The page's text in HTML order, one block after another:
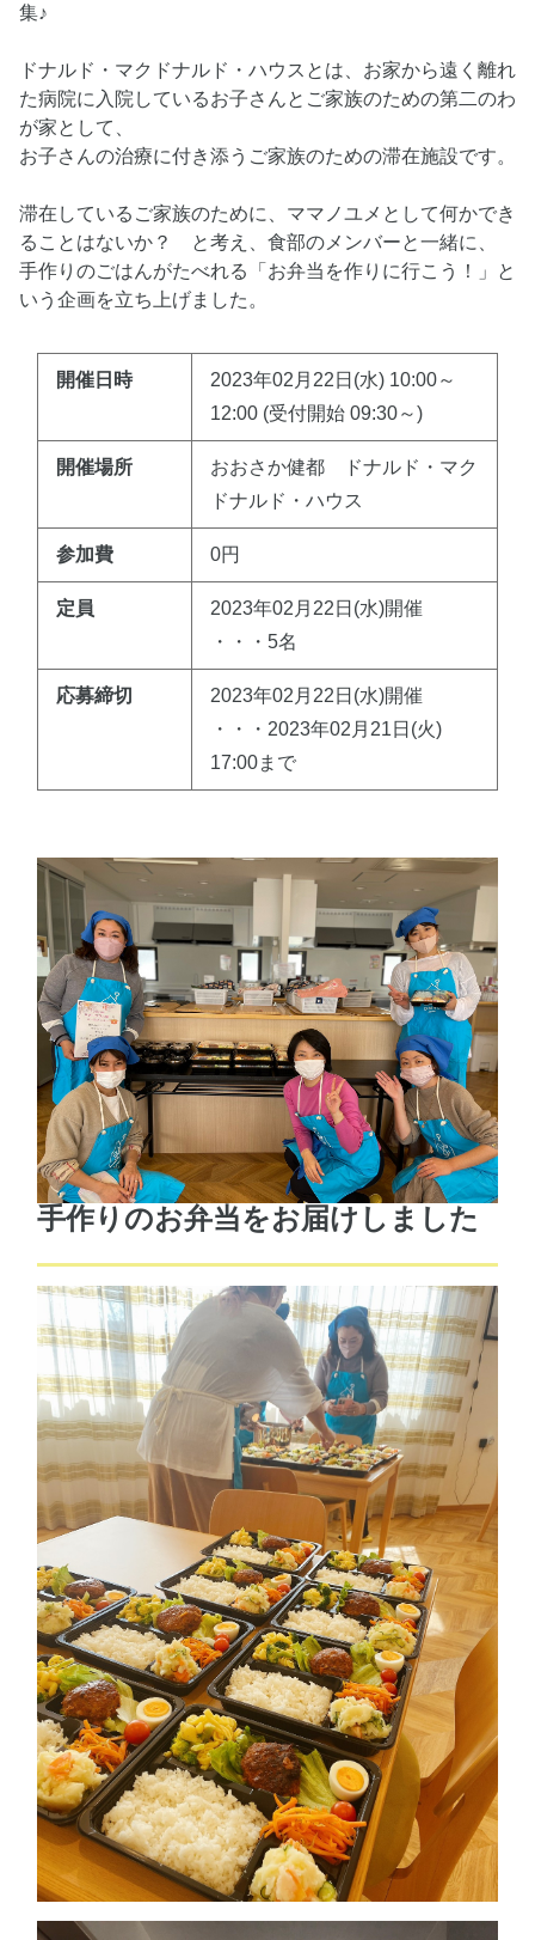
集♪
ドナルド・マクドナルド・ハウスとは、お家から遠く離れ
た病院に入院しているお子さんとご家族のための第二のわ
が家として、
お子さんの治療に付き添うご家族のための滞在施設です。
滞在しているご家族のために、ママノユメとして何かでき
ることはないか？ と考え、食部のメンバーと一緒に、
手作りのごはんがたべれる「お弁当を作りに行こう！」と
いう企画を立ち上げました。
開催日時
2023年02月22日(水) 10:00～
12:00 (受付開始 09:30～)
開催場所
おおさか健都 ドナルド・マク
ドナルド・ハウス
参加費 0円
定員
2023年02月22日(水)開催
・・・5名
応募締切
2023年02月22日(水)開催
・・・2023年02月21日(火)
17:00まで
手作りのお弁当をお届けしました